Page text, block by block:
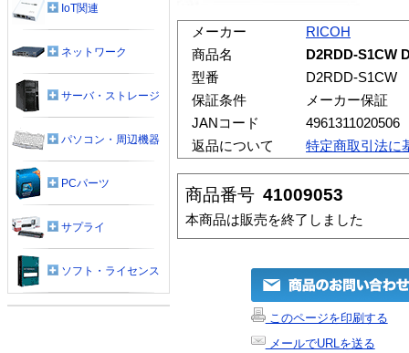
メーカー
RICOH
商品名
D2RDD-S1CW
型番
D2RDD-S1CW
保証条件
メーカー保証
JANコード
4961311020506
返品について
特定商取引法に
商品番号 41009053
本商品は販売を終了しました
このページを印刷する
メールでURLを送る
IoT関連
ネットワーク
サーバ・ストレージ
パソコン・周辺機器
PCパーツ
サプライ
ソフト・ライセンス